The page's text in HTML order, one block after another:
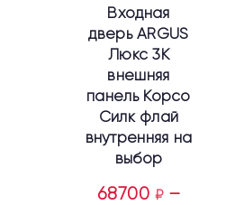
Входная
дверь ARGUS
Люкс 3К
внешняя
панель Корсо
Силк флай
внутренняя на
выбор
68700 ₽ –
на
странице
товара.